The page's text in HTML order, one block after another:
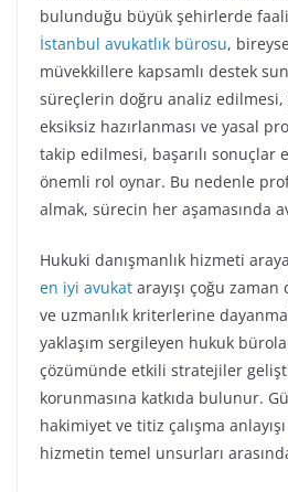
bulunduğu büyük şehirlerde
İstanbul avukatlık bürosu,
müvekkillere kapsamlı destek
süreçlerin doğru analiz
eksiksiz hazırlanması ve yasal
takip edilmesi, başarılı sonuçlar
önemli rol oynar. Bu nedenle
almak, sürecin her aşamasında
Hukuki danışmanlık hizmeti
en iyi avukat arayışı çoğu
ve uzmanlık kriterlerine
yaklaşım sergileyen hukuk
çözümünde etkili stratejiler
korunmasına katkıda bulunur.
hakimiyet ve titiz çalışma
hizmetin temel unsurları